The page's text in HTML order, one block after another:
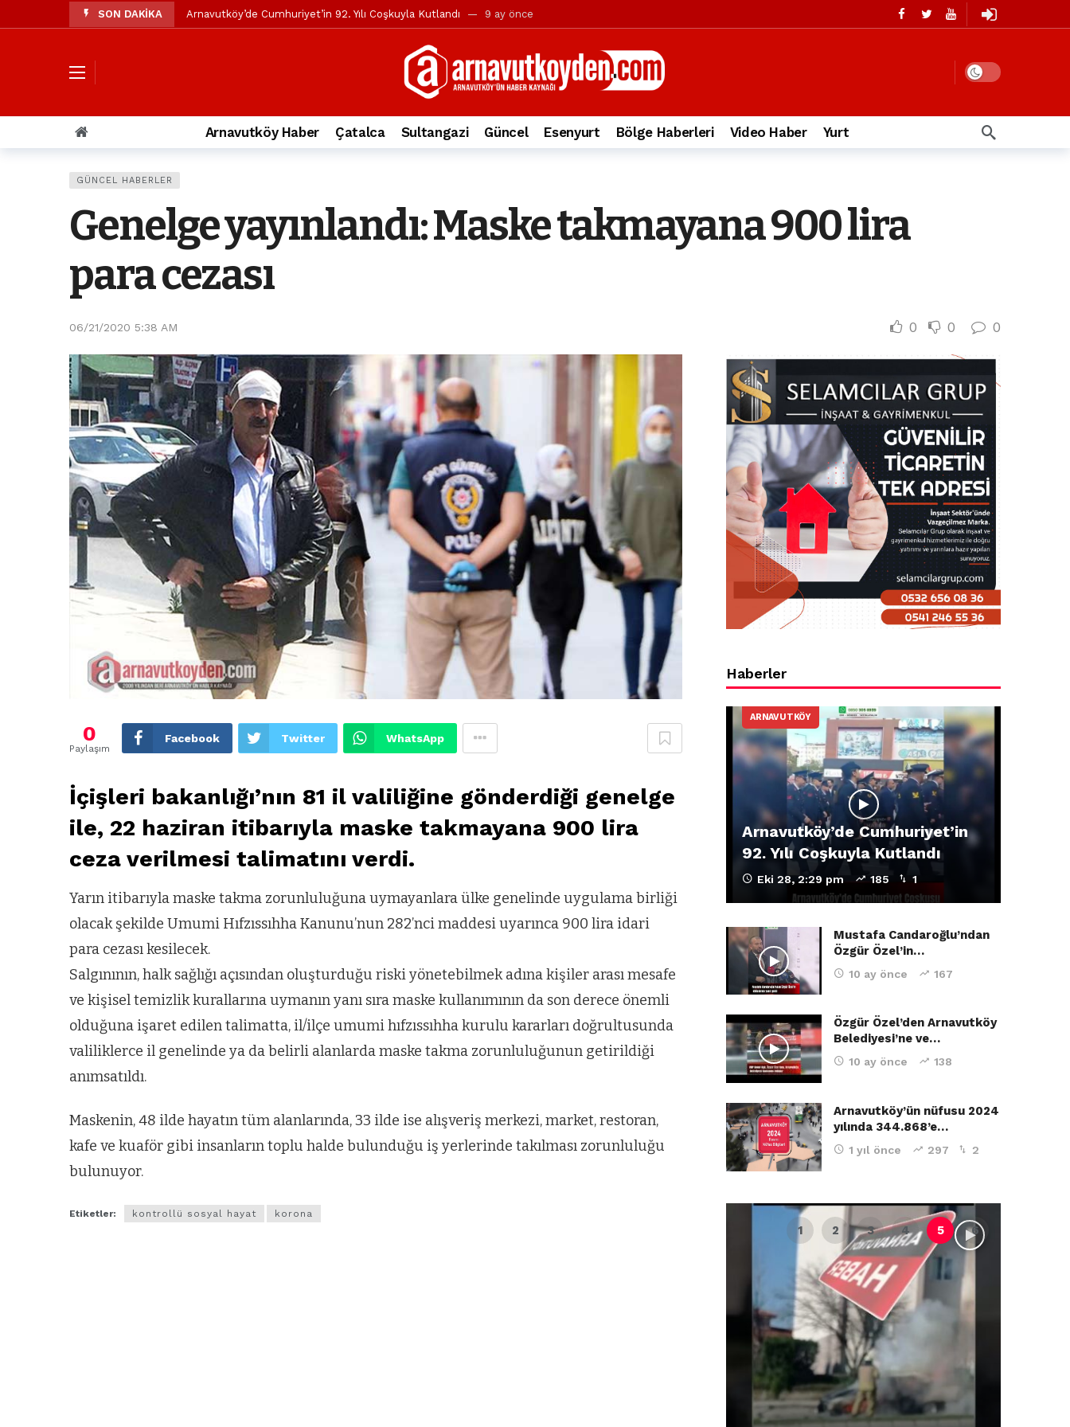
SON DAKİKA Arnavutköy’de Cumhuriyet’in 92. Yılı Coşkuyla Kutlandı 9 ay önce
Özgür Özel’den Arnavutköy Belediyesi’ne ve Mustafa Candaroğlu’na yönelik suçlamalar 10 ay önce
Arnavutköy’ün nüfusu 2024 yılında 344.868’e ulaştı 1 yıl önce
Arnavutköy Taşoluk’ta seyir halindeki otomobil alev alev yandı. 2 yıl önce
Arnavutköy İmrahor Mahallesi sakinleri protesto gösterisi düzenledi 2 yıl önce
İstanbul Havalimanı yolundaki kazada, taksideki yolcu öldü 3 yıl önce
Arnavutkoy Belediyesi’ne su baskını tepkisi 3 yıl önce
Arnavutköy Haber Çatalca Sultangazi Güncel Esenyurt Bölge Haberleri Video Haber Yurt
GÜNCEL HABERLER
Genelge yayınlandı: Maske takmayana 900 lira
para cezası
06/21/2020 5:38 AM 0 0 0
0
Paylaşım
Facebook Twitter WhatsApp
İçişleri bakanlığı’nın 81 il valiliğine gönderdiği genelge
ile, 22 haziran itibarıyla maske takmayana 900 lira
ceza verilmesi talimatını verdi.
Yarın itibarıyla maske takma zorunluluğuna uymayanlara ülke genelinde uygulama birliği
olacak şekilde Umumi Hıfzıssıhha Kanunu’nun 282’nci maddesi uyarınca 900 lira idari
para cezası kesilecek.
Salgınının, halk sağlığı açısından oluşturduğu riski yönetebilmek adına kişiler arası mesafe
ve kişisel temizlik kurallarına uymanın yanı sıra maske kullanımının da son derece önemli
olduğuna işaret edilen talimatta, il/ilçe umumi hıfzıssıhha kurulu kararları doğrultusunda
valiliklerce il genelinde ya da belirli alanlarda maske takma zorunluluğunun getirildiği
anımsatıldı.
Maskenin, 48 ilde hayatın tüm alanlarında, 33 ilde ise alışveriş merkezi, market, restoran,
kafe ve kuaför gibi insanların toplu halde bulunduğu iş yerlerinde takılması zorunluluğu
bulunuyor.
Etiketler: kontrollü sosyal hayat korona
Haberler
ARNAVUTKÖY
Arnavutköy’de Cumhuriyet’in
92. Yılı Coşkuyla Kutlandı
Eki 28, 2:29 pm 185 1
Mustafa Candaroğlu’ndan
Özgür Özel’in…
10 ay önce 167
Özgür Özel’den Arnavutköy
Belediyesi’ne ve…
10 ay önce 138
Arnavutköy’ün nüfusu 2024
yılında 344.868’e…
1 yıl önce 297 2